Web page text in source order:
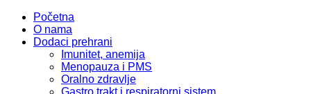
Početna
O nama
Dodaci prehrani
Imunitet, anemija
Menopauza i PMS
Oralno zdravlje
Gastro trakt i respiratorni sistem